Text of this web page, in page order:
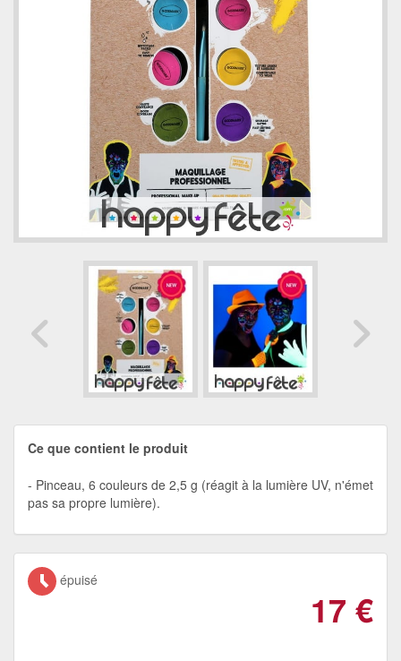
Ce que contient le produit
Pinceau, 6 couleurs de 2,5 g (réagit à la lumière UV, n'émet
pas sa propre lumière).
épuisé
17 €